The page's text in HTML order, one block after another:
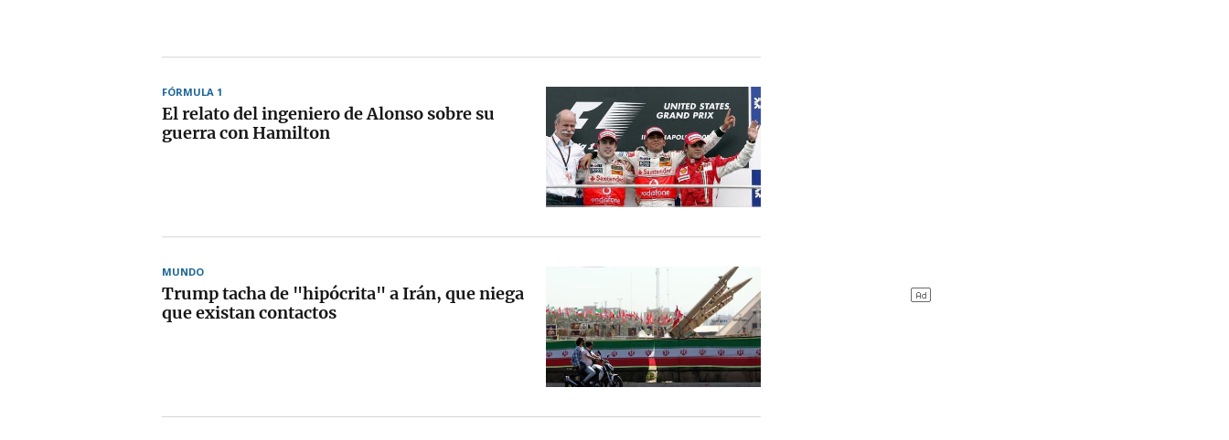
FÓRMULA 1
El relato del ingeniero de Alonso sobre su
guerra con Hamilton
MUNDO
Trump tacha de "hipócrita" a Irán, que niega
que existan contactos